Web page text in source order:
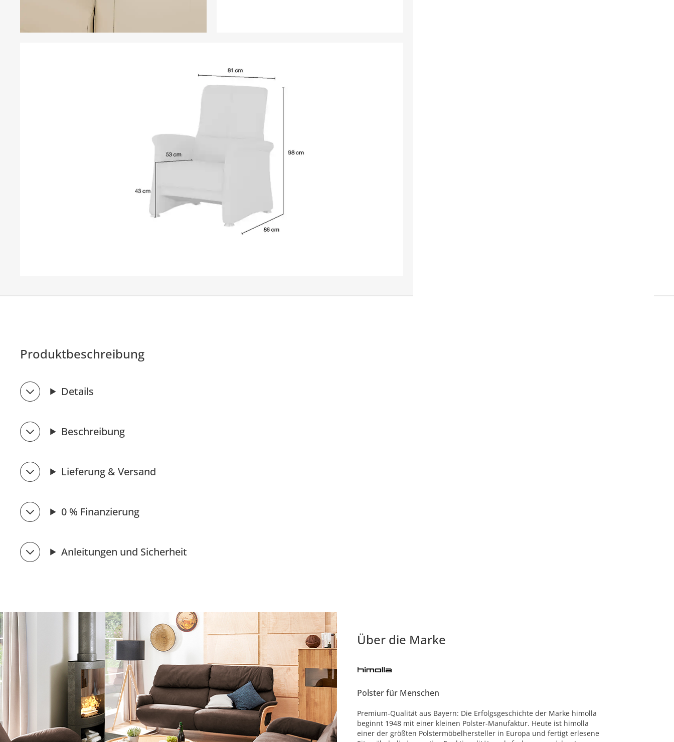
Produktbeschreibung
Details
Beschreibung
Lieferung & Versand
0 % Finanzierung
Anleitungen und Sicherheit
Über die Marke
Polster für Menschen
Premium-Qualität aus Bayern: Die Erfolgsgeschichte der Marke himolla
beginnt 1948 mit einer kleinen Polster-Manufaktur. Heute ist himolla
einer der größten Polstermöbelhersteller in Europa und fertigt erlesene